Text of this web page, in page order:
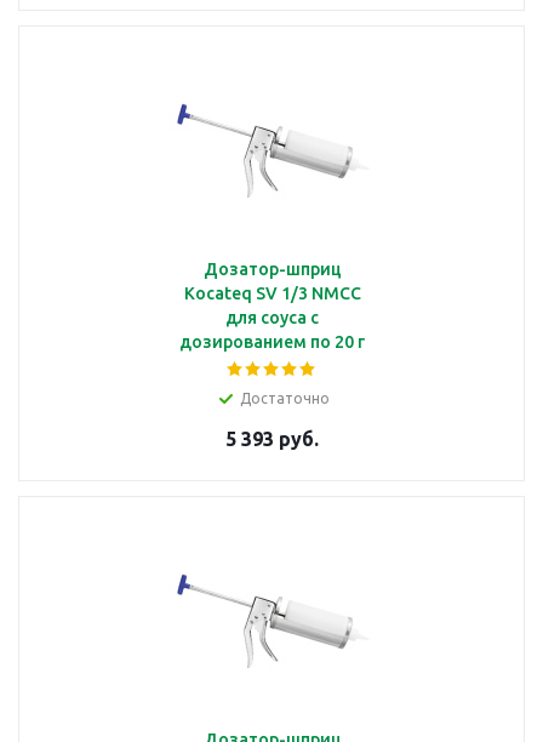
Дозатор-шприц
Kocateq SV 1/3 NMCC
для соуса с
дозированием по 20 г
Достаточно
5 393 руб.